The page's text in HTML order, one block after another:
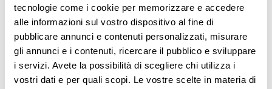
tecnologie come i cookie per memorizzare e accedere
alle informazioni sul vostro dispositivo al fine di
pubblicare annunci e contenuti personalizzati, misurare
gli annunci e i contenuti, ricercare il pubblico e sviluppare
i servizi. Avete la possibilità di scegliere chi utilizza i
vostri dati e per quali scopi. Le vostre scelte in materia di